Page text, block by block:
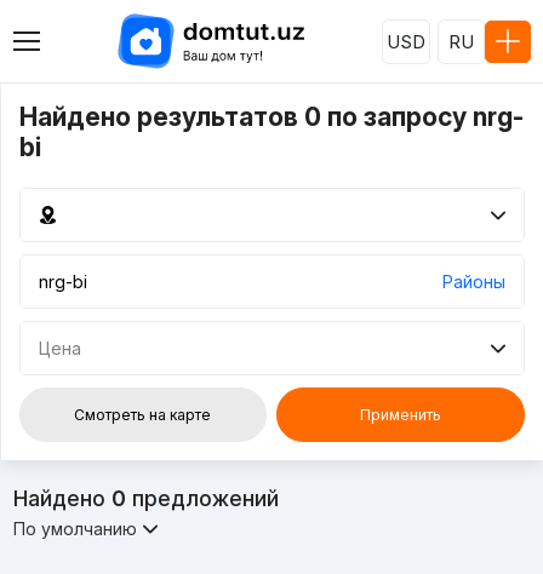
USD RU
Найдено результатов 0 по запросу nrg-
bi
Районы
Цена
Смотреть на карте Применить
Найдено 0 предложений
По умолчанию